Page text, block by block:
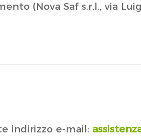
(Nova Saf s.r.l., via
indirizzo e-mail: